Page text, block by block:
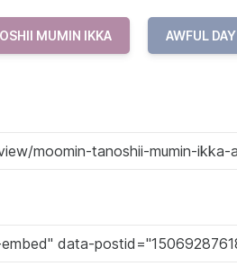
MUMIN IKKA AWFUL DAY